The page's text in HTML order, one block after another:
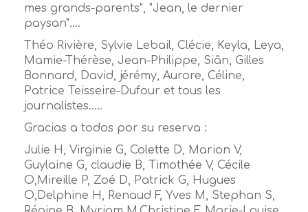
mes grands-parents", "Jean, le dernier
paysan"....
Théo Rivière, Sylvie Lebail, Clécie, Keyla, Leya,
Mamie-Thérèse, Jean-Philippe, Siân, Gilles
Bonnard, David, jérémy, Aurore, Céline,
Patrice Teisseire-Dufour et tous les
journalistes.....
Gracias a todos por su reserva :
Julie H, Virginie G, Colette D, Marion V,
Guylaine G, claudie B, Timothée V, Cécile
O,Mireille P, Zoé D, Patrick G, Hugues
O,Delphine H, Renaud F, Yves M, Stephan S,